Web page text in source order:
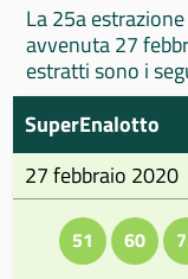
La 25a
avvenuta 27
estratti sono i
SuperEnalotto
27 febbraio 2020
51 60